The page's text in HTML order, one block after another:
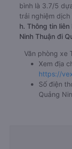
bình là 3.7/5
trải nghiệm dịch
h. Thông tin
Ninh Thuận đi
Văn phòng xe
Xem địa
https://
Số điện
Quảng